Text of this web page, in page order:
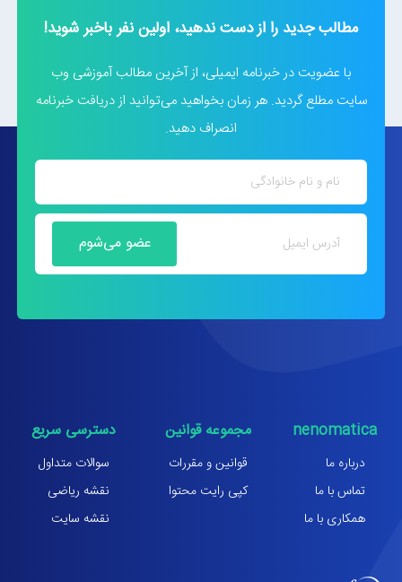
مطالب جدید را از دست ندهید، اولین نفر باخبر شوید!
با عضویت در خبرنامه ایمیلی، از آخرین مطالب آموزشی وب
سایت مطلع گردید. هر زمان بخواهید می‌توانید از دریافت خبرنامه
انصراف دهید.
nenomatica
درباره ما
تماس با ما
همکاری با ما
مجموعه قوانین
قوانین و مقررات
کپی رایت محتوا
دسترسی سریع
سوالات متداول
نقشه ریاضی
نقشه سایت